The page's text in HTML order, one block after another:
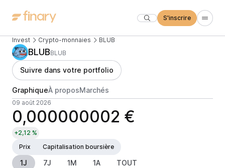
S'inscrire
Invest Crypto-monnaies BLUB
BLUBBLUB
Suivre dans votre portfolio
GraphiqueÀ proposMarchés
09 août 2026
0,000000002 €
+2,12 %
Prix
Capitalisation boursière
1J 7J 1M 1A TOUT